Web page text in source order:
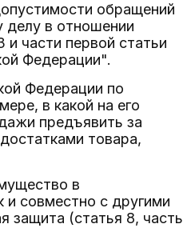
обращений
делу в отношении
части первой статьи
Федерации".
Федерации по
в какой на его
предъявить за
товара,
в
и совместно с другими
защита (статья 8, часть